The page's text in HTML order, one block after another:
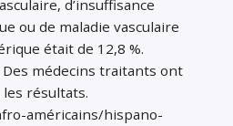
d’insuffisance
ou de maladie vasculaire
était de 12,8 %.
Des médecins traitants ont
les résultats.
américains/hispano-